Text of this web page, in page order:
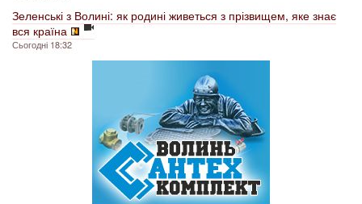
Зеленські з Волині: як родині живеться з прізвищем, яке знає
вся країна
Сьогодні 18:32